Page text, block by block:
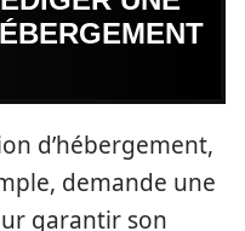
d’hébergement,
demande une
garantir son